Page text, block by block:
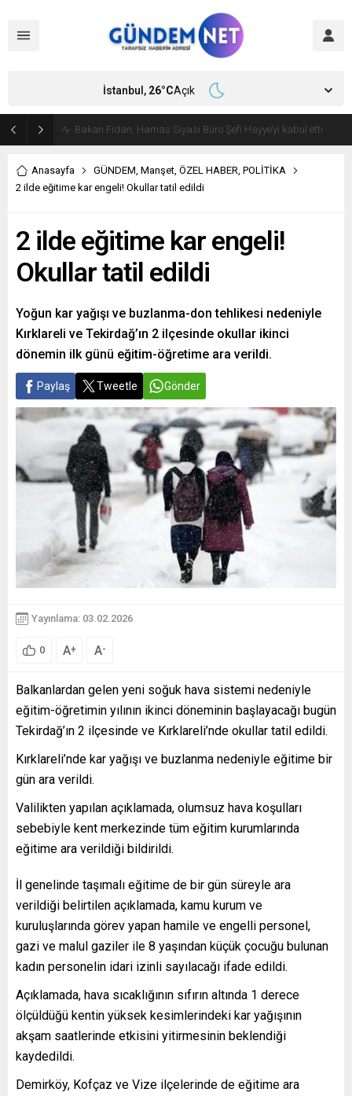
Bakan Fidan, Hamas Siyasi Büro Şefi Hayye’yi kabul etti
İstanbul, 26°CAçık
Anasayfa GÜNDEM, Manşet, ÖZEL HABER, POLİTİKA
2 ilde eğitime kar engeli! Okullar tatil edildi
2 ilde eğitime kar engeli!
Okullar tatil edildi
Yoğun kar yağışı ve buzlanma-don tehlikesi nedeniyle
Kırklareli ve Tekirdağ’ın 2 ilçesinde okullar ikinci
dönemin ilk günü eğitim-öğretime ara verildi.
Paylaş Tweetle Gönder
Yayınlama: 03.02.2026
0 A+ A-
Balkanlardan gelen yeni soğuk hava sistemi nedeniyle
eğitim-öğretimin yılının ikinci döneminin başlayacağı bugün
Tekirdağ’ın 2 ilçesinde ve Kırklareli’nde okullar tatil edildi.
Kırklareli’nde kar yağışı ve buzlanma nedeniyle eğitime bir
gün ara verildi.
Valilikten yapılan açıklamada, olumsuz hava koşulları
sebebiyle kent merkezinde tüm eğitim kurumlarında
eğitime ara verildiği bildirildi.
İl genelinde taşımalı eğitime de bir gün süreyle ara
verildiği belirtilen açıklamada, kamu kurum ve
kuruluşlarında görev yapan hamile ve engelli personel,
gazi ve malul gaziler ile 8 yaşından küçük çocuğu bulunan
kadın personelin idari izinli sayılacağı ifade edildi.
Açıklamada, hava sıcaklığının sıfırın altında 1 derece
ölçüldüğü kentin yüksek kesimlerindeki kar yağışının
akşam saatlerinde etkisini yitirmesinin beklendiği
kaydedildi.
Demirköy, Kofçaz ve Vize ilçelerinde de eğitime ara